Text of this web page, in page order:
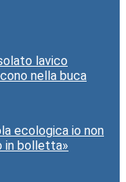
lavico
nella buca
ecologica io non
in bolletta»